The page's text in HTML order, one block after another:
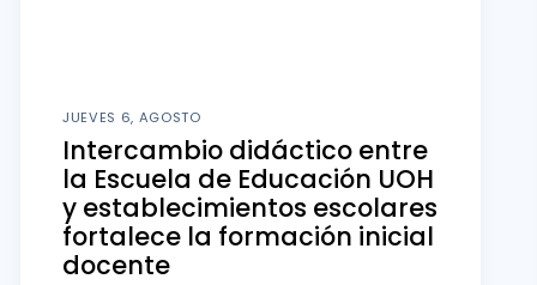
JUEVES 6, AGOSTO
Intercambio didáctico entre
la Escuela de Educación UOH
y establecimientos escolares
fortalece la formación inicial
docente